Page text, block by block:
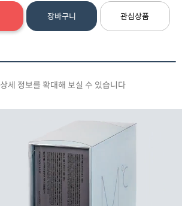
장바구니 관심상품
상세 정보를 확대해 보실 수 있습니다